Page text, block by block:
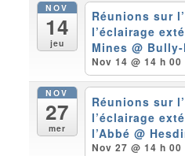
NOV
14
jeu
Réunions sur
l’éclairage
Mines@
Nov 14 @ 14 h
NOV
27
mer
Réunions sur
l’éclairage
l’Abbé@
Nov 27 @ 14 h